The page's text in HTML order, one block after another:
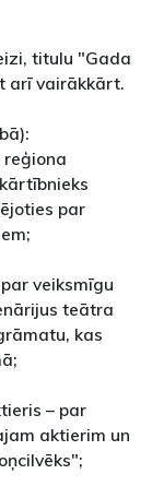
titulu "Gada
arī vairākkārt.
reģiona
par
veiksmīgu
teātra
kas
– par
aktierim un